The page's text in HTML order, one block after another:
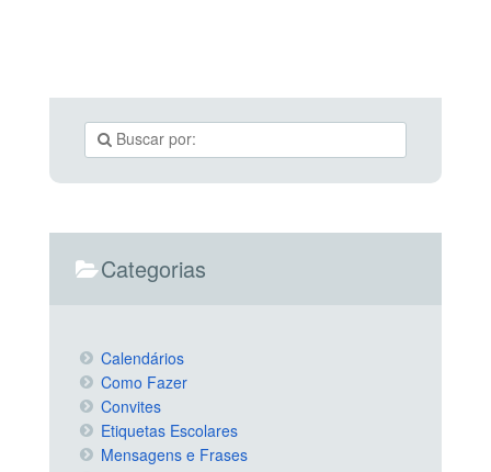
Categorias
Calendários
Como Fazer
Convites
Etiquetas Escolares
Mensagens e Frases